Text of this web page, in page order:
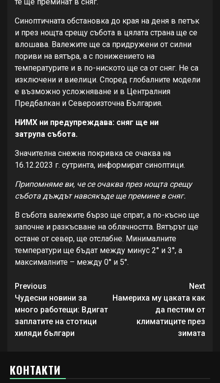
Синоптичната обстановка до края на деня в петък
и през нощта срещу събота в цялата страна ще се
влошава. Валежите ще са придружени от силни
пориви на вятъра, а с понижението на
температурите и в по-ниското ще са от сняг. Не са
изключени и виелици. Според глобалните модели
е възможно усложняване и в Централния
Предбалкан и Североизточна България.
НИМХ ни предупреждава: сняг ще ни
затрупа събота.
Значителна снежна покривка се очаква на
16.12.2023 г. сутринта, информират синоптици.
Припомняме ви, че се очаква през нощта срещу
събота дъждът навсякъде ще премине в сняг.
В събота валежите бързо ще спрат, а по-късно ще
започне и разкъсване на облачността. Вятърът ще
остане от север, ще отслабне. Минималните
температури ще бъдат между минус 2° и 3°, а
максималните – между 0° и 5°.
Continue
Reading
Previous
Чудесни новини за
много работещи: Вдигат
заплатите на стотици
хиляди българи
Next
Намериха му цаката как
да пестим от
климатиците през
зимата
КОНТАКТИ